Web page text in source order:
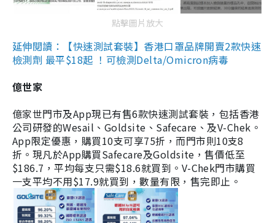
點擊圖片放大
延伸閱讀：【快速測試套裝】香港口罩品牌開賣2款快速
檢測劑 最平$18起 ！可檢測Delta/Omicron病毒
億世家
億家世門市及App現已有售6款快速測試套裝，包括香港
公司研發的Wesail、Goldsite、Safecare、及V-Chek。
App限定優惠，購買10支可享75折，而門市則10支8
折。現凡於App購買Safecare及Goldsite，售價低至
$186.7，平均每支只需$18.6就買到。V-Chek門市購買
一支平均不用$17.9就買到，數量有限，售完即止。